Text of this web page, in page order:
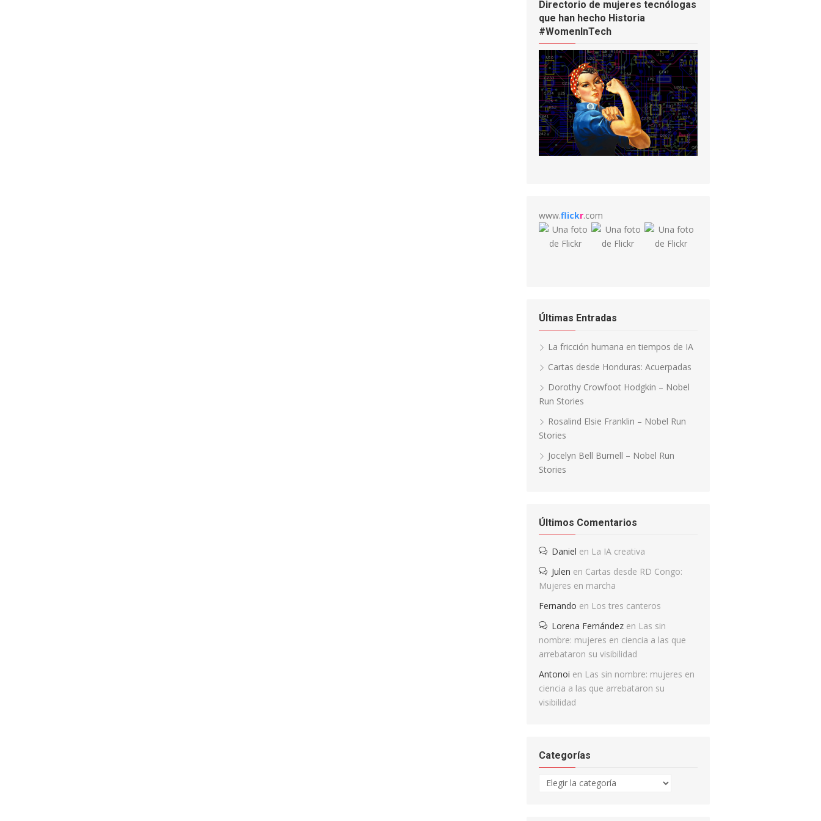
Directorio de mujeres tecnólogas
que han hecho Historia
#WomenInTech
www.flickr.com
Últimas Entradas
La fricción humana en tiempos de IA
Cartas desde Honduras: Acuerpadas
Dorothy Crowfoot Hodgkin – Nobel
Run Stories
Rosalind Elsie Franklin – Nobel Run
Stories
Jocelyn Bell Burnell – Nobel Run
Stories
Últimos Comentarios
Daniel en La IA creativa
Julen en Cartas desde RD Congo:
Mujeres en marcha
Fernando en Los tres canteros
Lorena Fernández en Las sin
nombre: mujeres en ciencia a las que
arrebataron su visibilidad
Antonoi en Las sin nombre: mujeres en
ciencia a las que arrebataron su
visibilidad
Categorías
Categorías